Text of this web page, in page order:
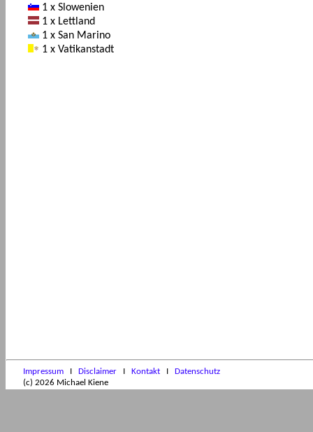
1 x Slowenien
1 x Lettland
1 x San Marino
1 x Vatikanstadt
Impressum I Disclaimer I Kontakt I Datenschutz
(c) 2026 Michael Kiene